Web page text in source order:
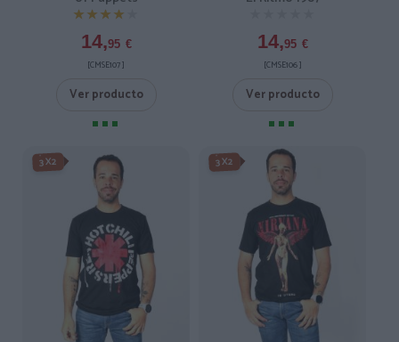
★★★★★
★★★★★
14,95 €
[CMSE107 ]
Ver producto
14,95 €
[CMSE106 ]
Ver producto
3X2 3X2